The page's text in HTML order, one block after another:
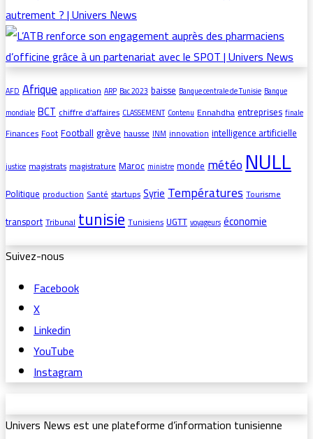
AFD Afriqueapplication ARP Bac 2023 baisse Banque centrale de Tunisie Banque
mondiale BCTchiffre d’affaires CLASSEMENT Contenu Ennahdhaentreprises finale
FinancesFootFootballgrèvehausse INM innovationintelligence artificielle
justice magistratsmagistratureMaroc ministre mondemétéoNULL
Politique productionSantéstartupsSyrieTempératuresTourisme
transportTribunaltunisieTunisiensUGTT voyageurs économie
Suivez-nous
Facebook
X
Linkedin
YouTube
Instagram
Univers News est une plateforme d’information tunisienne